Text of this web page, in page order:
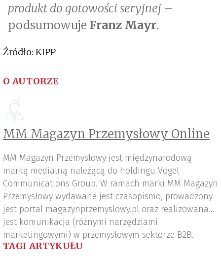
produkt do gotowości seryjnej –
podsumowuje Franz Mayr.
Źródło: KIPP
O AUTORZE
MM Magazyn Przemysłowy Online
MM Magazyn Przemysłowy jest międzynarodową
marką medialną należącą do holdingu Vogel
Communications Group. W ramach marki MM Magazyn
Przemysłowy wydawane jest czasopismo, prowadzony
jest portal magazynprzemyslowy.pl oraz realizowana
jest komunikacja (różnymi narzędziami
marketingowymi) w przemysłowym sektorze B2B.
TAGI ARTYKUŁU